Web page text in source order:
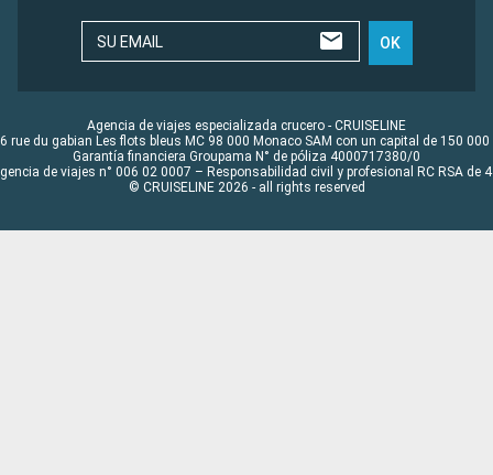
SU EMAIL OK
Agencia de viajes especializada crucero - CRUISELINE
rue du gabian Les flots bleus MC 98 000 Monaco SAM con un capital de 150 000
Garantía financiera Groupama N° de póliza 4000717380/0
de viajes n° 006 02 0007 – Responsabilidad civil y profesional RC RSA de
© CRUISELINE 2026 - all rights reserved